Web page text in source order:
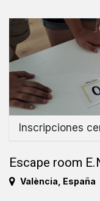
Inscripciones
Escape room
València España